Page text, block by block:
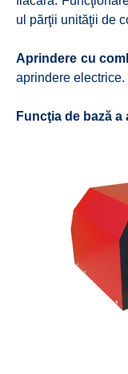
ul părţii unităţii de
Aprindere cu
aprindere electrice.
Funcţia de bază a